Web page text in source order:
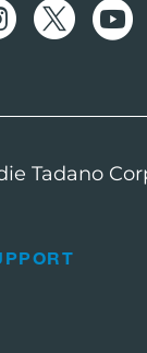
Tadano